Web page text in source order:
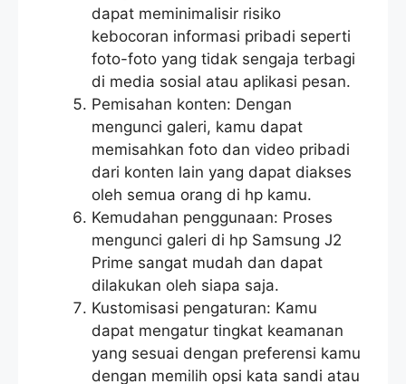
dapat meminimalisir risiko
kebocoran informasi pribadi seperti
foto-foto yang tidak sengaja terbagi
di media sosial atau aplikasi pesan.
Pemisahan konten: Dengan
mengunci galeri, kamu dapat
memisahkan foto dan video pribadi
dari konten lain yang dapat diakses
oleh semua orang di hp kamu.
Kemudahan penggunaan: Proses
mengunci galeri di hp Samsung J2
Prime sangat mudah dan dapat
dilakukan oleh siapa saja.
Kustomisasi pengaturan: Kamu
dapat mengatur tingkat keamanan
yang sesuai dengan preferensi kamu
dengan memilih opsi kata sandi atau